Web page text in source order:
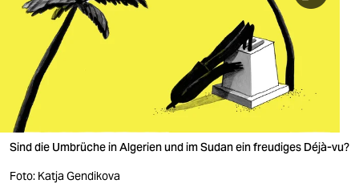
berlin
nord
wahrheit
verlag
Sind die Umbrüche in Algerien und im Sudan ein freudiges Déjà-vu?
Foto: Katja Gendikova